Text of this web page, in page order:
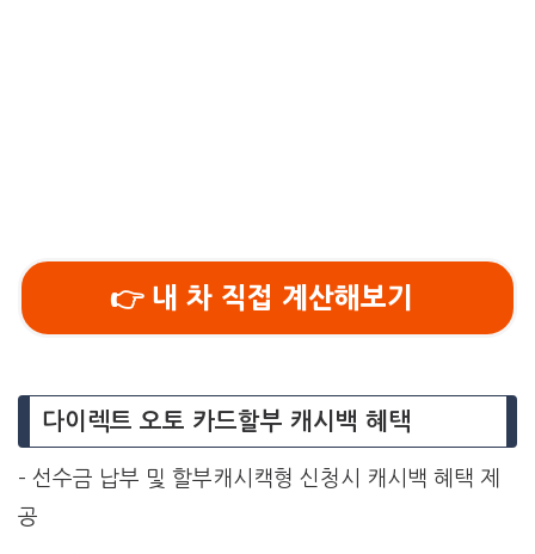
👉 내 차 직접 계산해보기
다이렉트 오토 카드할부 캐시백 혜택
– 선수금 납부 및 할부캐시캑형 신청시 캐시백 혜택 제
공